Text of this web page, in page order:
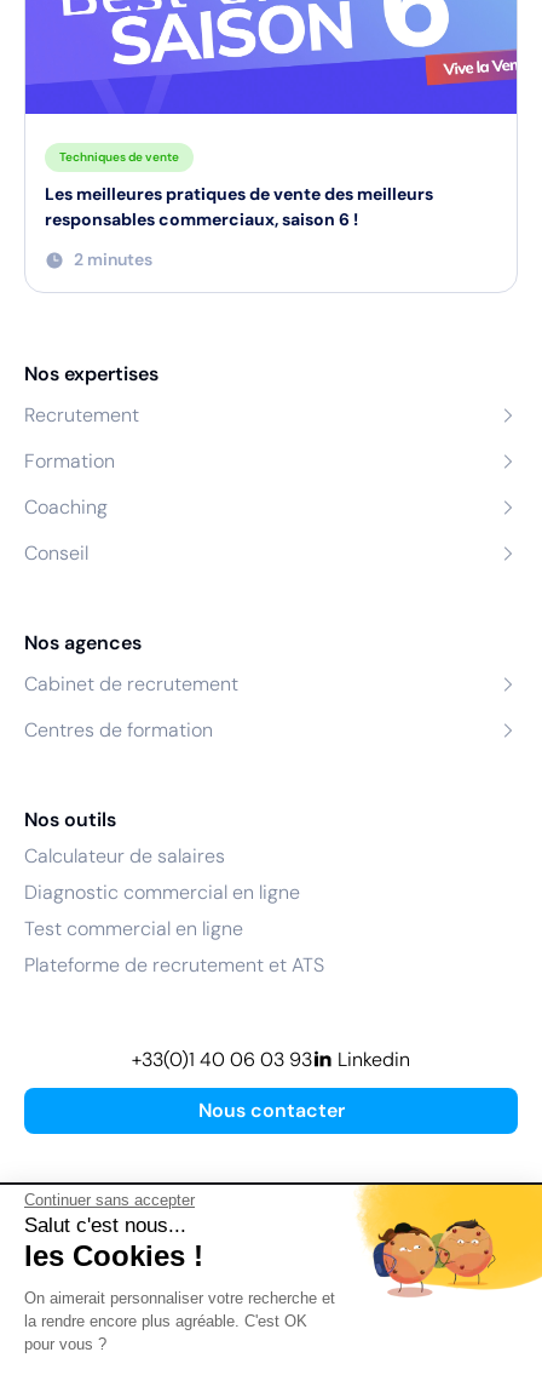
Continuer sans accepter
Salut c'est nous...
les Cookies !
On aimerait personnaliser votre recherche et
la rendre encore plus agréable. C'est OK
pour vous ?
Techniques de vente
Les meilleures pratiques de vente des meilleurs
responsables commerciaux, saison 6 !
2 minutes
Nos expertises
Recrutement
Formation
Coaching
Conseil
Nos agences
Cabinet de recrutement
Centres de formation
Nos outils
Calculateur de salaires
Diagnostic commercial en ligne
Test commercial en ligne
Plateforme de recrutement et ATS
Nous contacter
+33(0)1 40 06 03 93 Linkedin
Plan de site
Mentions légales